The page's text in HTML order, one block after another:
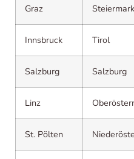
Graz Steiermark
Innsbruck Tirol
Salzburg Salzburg
Linz
St. Pölten